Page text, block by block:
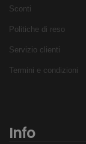
Sconti
Politiche di reso
Servizio clienti
Termini e condizioni
Info